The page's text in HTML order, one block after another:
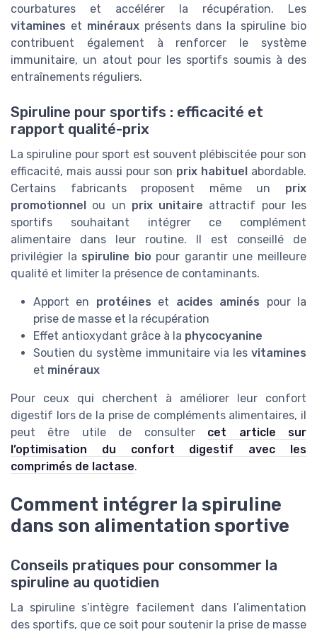
courbatures et accélérer la récupération. Les
vitamines et minérauxprésents dans la spiruline bio
contribuent également à renforcer le système
immunitaire, un atout pour les sportifs soumis à des
entraînements réguliers.
Spiruline pour sportifs : efficacité et
rapport qualité-prix
La spiruline pour sport est souvent plébiscitée pour son
efficacité, mais aussi pour son prix habituel abordable.
Certains fabricants proposent même un prix
promotionnel ou un prix unitaire attractif pour les
sportifs souhaitant intégrer ce complément
alimentaire dans leur routine. Il est conseillé de
privilégier la spiruline bio pour garantir une meilleure
qualité et limiter la présence de contaminants.
Apport en protéines et acides aminés pour la
prise de masse et la récupération
Effet antioxydant grâce à la phycocyanine
Soutien du système immunitaire via les vitamines
et minéraux
Pour ceux qui cherchent à améliorer leur confort
digestif lors de la prise de compléments alimentaires, il
peut être utile de consulter cet article sur
l’optimisation du confort digestif avec les
comprimés de lactase.
Comment intégrer la spiruline
dans son alimentation sportive
Conseils pratiques pour consommer la
spiruline au quotidien
La spiruline s’intègre facilement dans l’alimentation
des sportifs, que ce soit pour soutenir la prise de masse